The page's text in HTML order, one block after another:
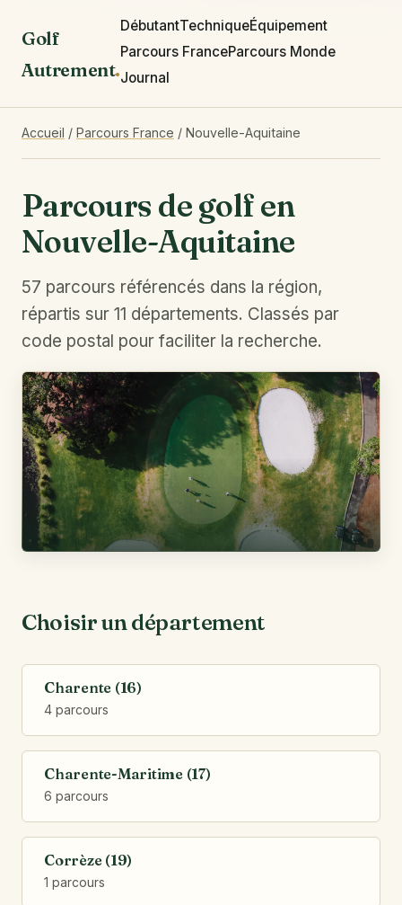
Golf
Autrement.
DébutantTechniqueÉquipement
Parcours FranceParcours Monde
Journal
Accueil / Parcours France / Nouvelle-Aquitaine
Parcours de golf en
Nouvelle-Aquitaine
57 parcours référencés dans la région,
répartis sur 11 départements. Classés par
code postal pour faciliter la recherche.
Choisir un département
Charente (16)
4 parcours
Charente-Maritime (17)
6 parcours
Corrèze (19)
1 parcours